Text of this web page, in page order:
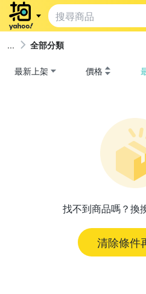
全部分類
最新上架 價格
找不到商品嗎？換
清除條件